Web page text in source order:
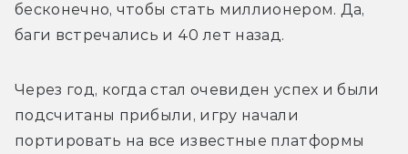
бесконечно, чтобы стать миллионером. Да,
баги встречались и 40 лет назад.
Через год, когда стал очевиден успех и были
подсчитаны прибыли, игру начали
портировать на все известные платформы